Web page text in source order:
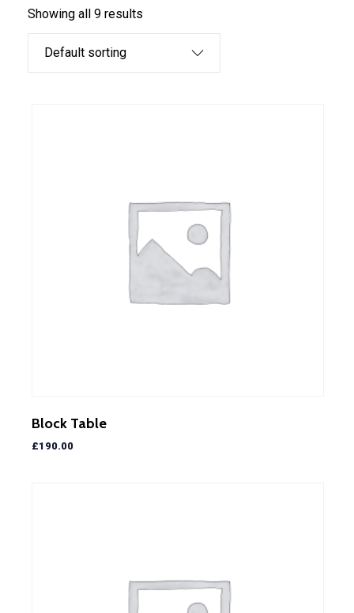
Showing all 9 results
Block Table
£190.00